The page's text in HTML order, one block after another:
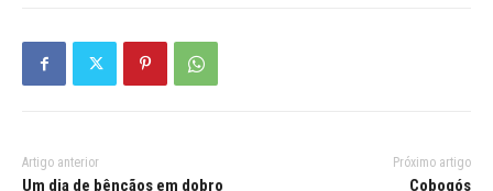
Artigo anterior
Um dia de bênçãos em dobro
Próximo artigo
Cobogós